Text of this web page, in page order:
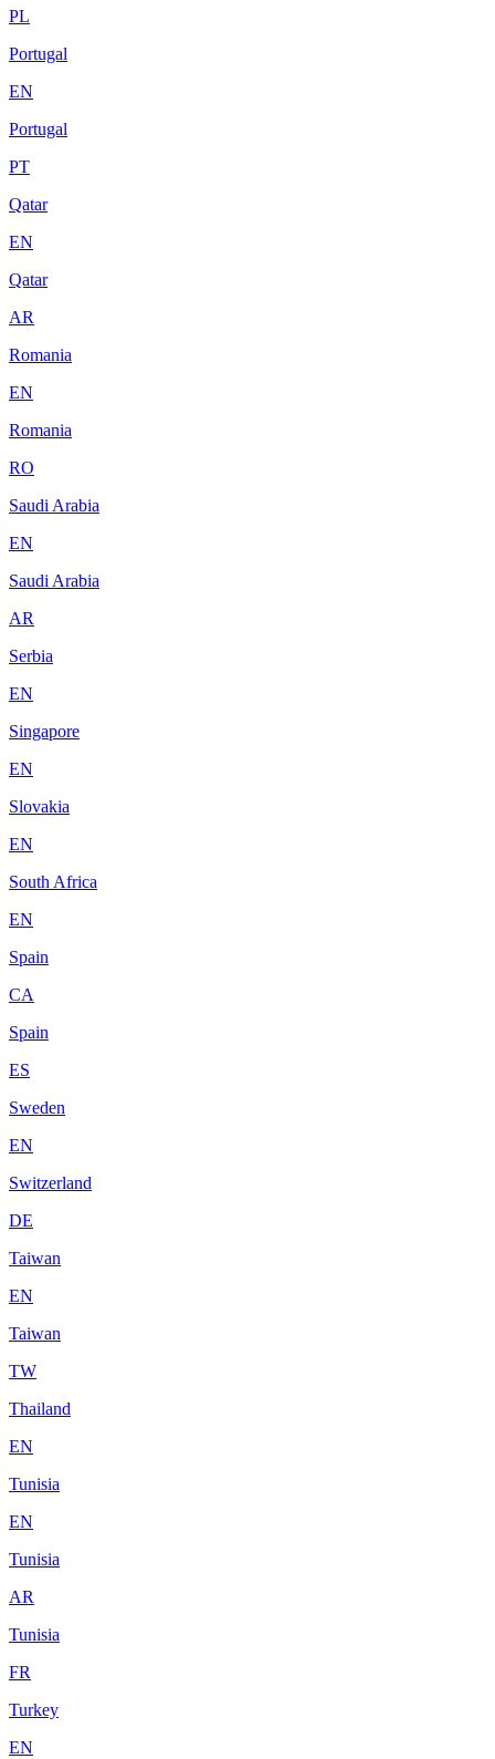
PL
Portugal
EN
Portugal
PT
Qatar
EN
Qatar
AR
Romania
EN
Romania
RO
Saudi Arabia
EN
Saudi Arabia
AR
Serbia
EN
Singapore
EN
Slovakia
EN
South Africa
EN
Spain
CA
Spain
ES
Sweden
EN
Switzerland
DE
Taiwan
EN
Taiwan
TW
Thailand
EN
Tunisia
EN
Tunisia
AR
Tunisia
FR
Turkey
EN